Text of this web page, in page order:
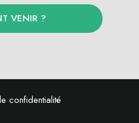
VENIR ?
confidentialité